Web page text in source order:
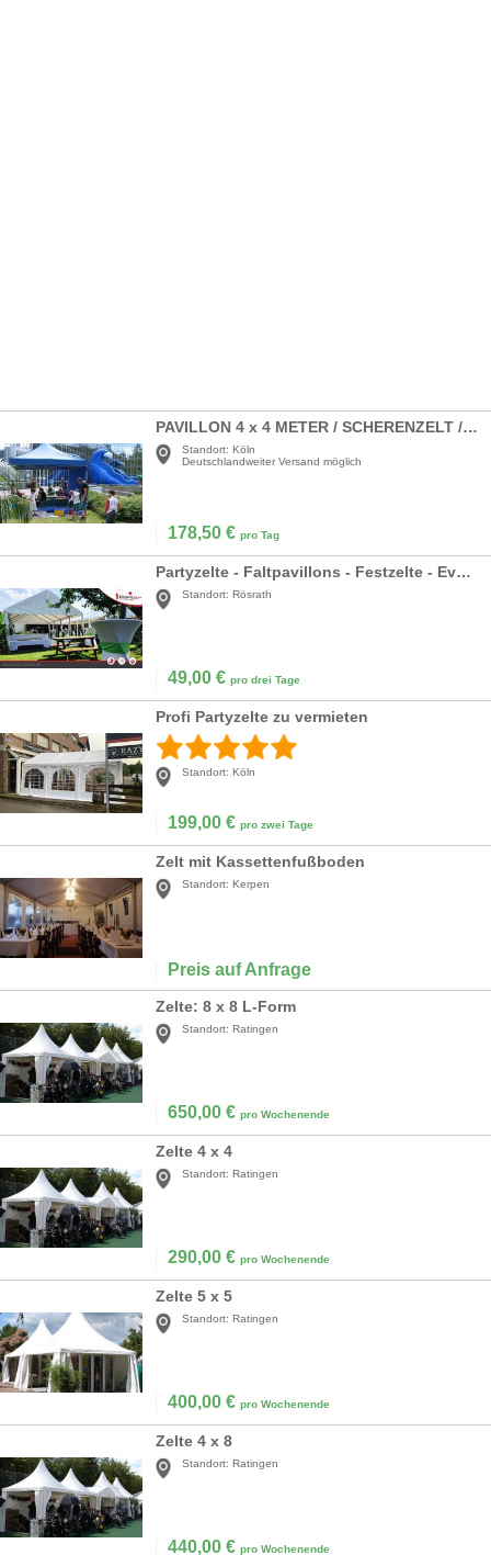
PAVILLON 4 x 4 METER / SCHERENZELT / PROMOTION-ZELT
Standort: Köln
Deutschlandweiter Versand möglich
178,50 € pro Tag
Partyzelte - Faltpavillons - Festzelte - Eventequipment mieten
Standort: Rösrath
49,00 € pro drei Tage
Profi Partyzelte zu vermieten
Standort: Köln
199,00 € pro zwei Tage
Zelt mit Kassettenfußboden
Standort: Kerpen
Preis auf Anfrage
Zelte: 8 x 8 L-Form
Standort: Ratingen
650,00 € pro Wochenende
Zelte 4 x 4
Standort: Ratingen
290,00 € pro Wochenende
Zelte 5 x 5
Standort: Ratingen
400,00 € pro Wochenende
Zelte 4 x 8
Standort: Ratingen
440,00 € pro Wochenende